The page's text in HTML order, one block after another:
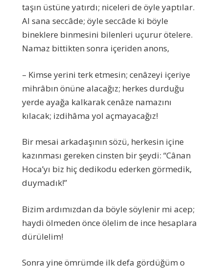
taşın üstüne yatırdı; niceleri de öyle yaptılar.
Al sana seccâde; öyle seccâde ki böyle
bineklere binmesini bilenleri uçurur ötelere.
Namaz bittikten sonra içeriden anons,
– Kimse yerini terk etmesin; cenâzeyi içeriye
mihrâbın önüne alacağız; herkes durduğu
yerde ayağa kalkarak cenâze namazını
kılacak; izdihâma yol açmayacağız!
Bir mesai arkadaşının sözü, herkesin içine
kazınması gereken cinsten bir şeydi: “Cânan
Hoca’yı biz hiç dedikodu ederken görmedik,
duymadık!”
Bizim ardımızdan da böyle söylenir mi acep;
haydi ölmeden önce ölelim de ince hesaplara
dürülelim!
Sonra yine ömrümde ilk defa gördüğüm o